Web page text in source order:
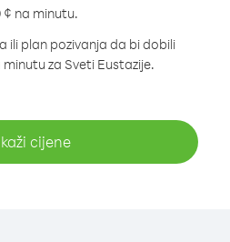
¢ na minutu.
ili plan pozivanja da bi dobili
za Sveti Eustazije.
cijene